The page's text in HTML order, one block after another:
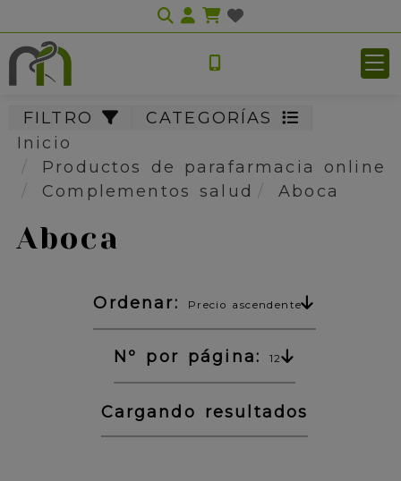
Identifícate
FILTRO
CATEGORÍAS
Inicio
Productos de parafarmacia online
Complementos salud
Aboca
Aboca
Ordenar: Precio ascendente
Nº por página: 12
Cargando resultados